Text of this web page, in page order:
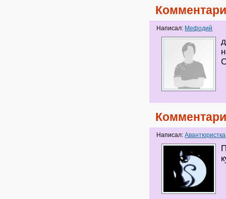
Написал: Мефодий
Написал:Авантюристка